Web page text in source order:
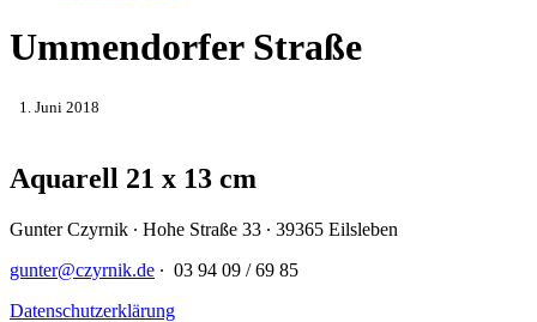
Ummendorfer Straße
1. Juni 2018
Aquarell 21 x 13 cm
Gunter Czyrnik ∙ Hohe Straße 33 ∙ 39365 Eilsleben
gunter@czyrnik.de ∙ 03 94 09 / 69 85
Datenschutzerklärung